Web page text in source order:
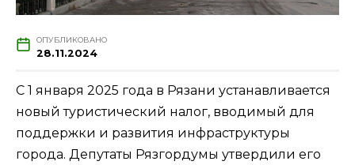
ОПУБЛИКОВАНО
28.11.2024
С 1 января 2025 года в Рязани устанавливается
новый туристический налог, вводимый для
поддержки и развития инфраструктуры
города. Депутаты Рязгордумы утвердили его